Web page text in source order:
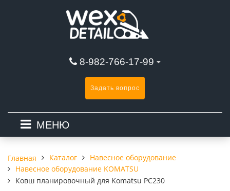
8-982-766-17-99
Задать вопрос
МЕНЮ
Главная Каталог
Навесное оборудование
Навесное оборудование KOMATSU
Ковш планировочный для Komatsu PC230